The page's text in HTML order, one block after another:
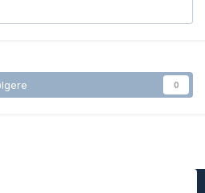
0